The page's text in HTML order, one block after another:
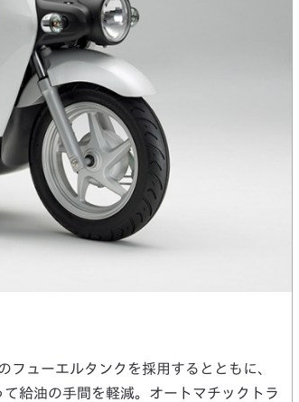
フューエルタンクを採用するとともに、
給油の手間を軽減。オートマチックトラ